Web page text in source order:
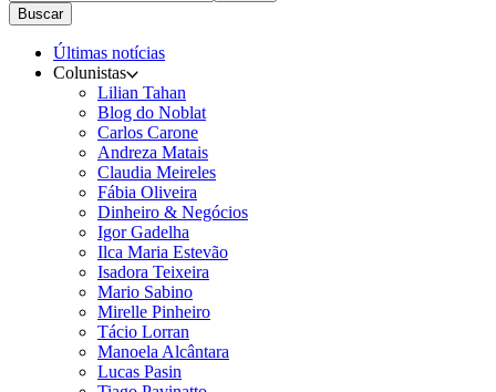
Buscar
Últimas notícias
Colunistas
Lilian Tahan
Blog do Noblat
Carlos Carone
Andreza Matais
Claudia Meireles
Fábia Oliveira
Dinheiro & Negócios
Igor Gadelha
Ilca Maria Estevão
Isadora Teixeira
Mario Sabino
Mirelle Pinheiro
Tácio Lorran
Manoela Alcântara
Lucas Pasin